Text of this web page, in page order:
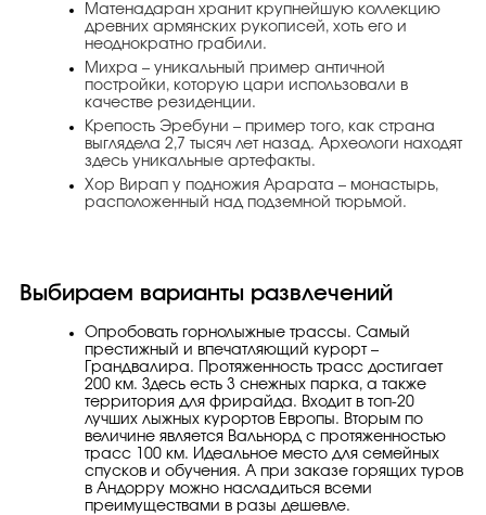
Матенадаран хранит крупнейшую коллекцию
древних армянских рукописей, хоть его и
неоднократно грабили.
Михра – уникальный пример античной
постройки, которую цари использовали в
качестве резиденции.
Крепость Эребуни – пример того, как страна
выглядела 2,7 тысяч лет назад. Археологи находят
здесь уникальные артефакты.
Хор Вирап у подножия Арарата – монастырь,
расположенный над подземной тюрьмой.
Выбираем варианты развлечений
Опробовать горнолыжные трассы. Самый
престижный и впечатляющий курорт –
Грандвалира. Протяженность трасс достигает
200 км. Здесь есть 3 снежных парка, а также
территория для фрирайда. Входит в топ-20
лучших лыжных курортов Европы. Вторым по
величине является Вальнорд с протяженностью
трасс 100 км. Идеальное место для семейных
спусков и обучения. А при заказе горящих туров
в Андорру можно насладиться всеми
преимуществами в разы дешевле.